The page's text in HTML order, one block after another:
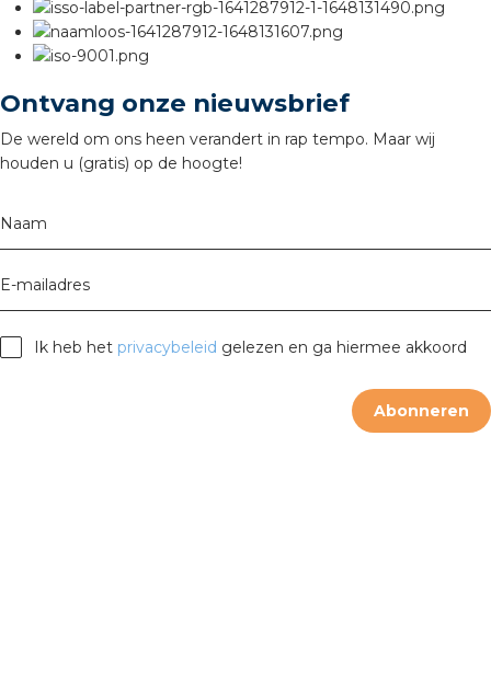
Ontvang onze nieuwsbrief
De wereld om ons heen verandert in rap tempo. Maar wij
houden u (gratis) op de hoogte!
Naam
E-mailadres
Ik heb het privacybeleid gelezen en ga hiermee akkoord
Abonneren